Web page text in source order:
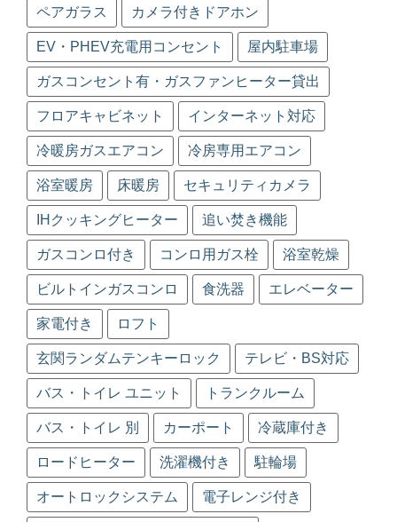
ペアガラス カメラ付きドアホン
EV・PHEV充電用コンセント 屋内駐車場
ガスコンセント有・ガスファンヒーター貸出
フロアキャビネット インターネット対応
冷暖房ガスエアコン 冷房専用エアコン
浴室暖房 床暖房 セキュリティカメラ
IHクッキングヒーター 追い焚き機能
ガスコンロ付き コンロ用ガス栓 浴室乾燥
ビルトインガスコンロ 食洗器 エレベーター
家電付き ロフト
玄関ランダムテンキーロック テレビ・BS対応
バス・トイレ ユニット トランクルーム
バス・トイレ 別 カーポート 冷蔵庫付き
ロードヒーター 洗濯機付き 駐輪場
オートロックシステム 電子レンジ付き